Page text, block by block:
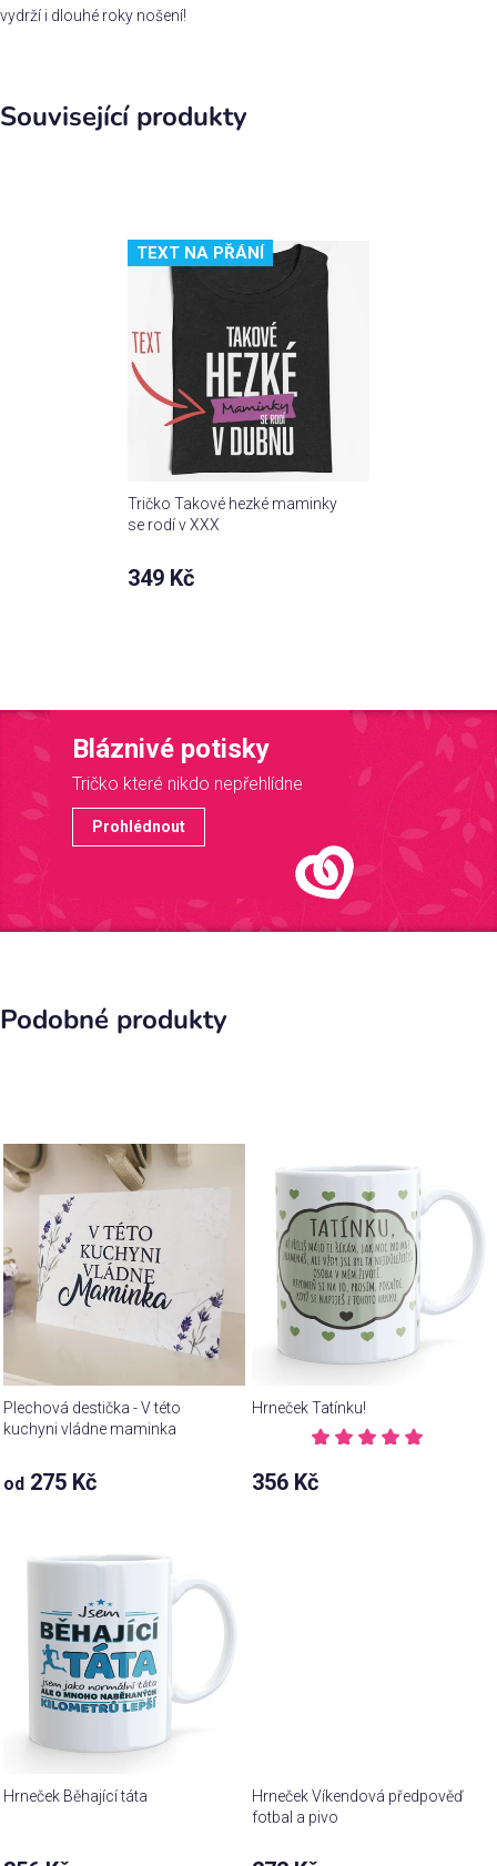
vydrží i dlouhé roky nošení!
Související produkty
TEXT NA PŘÁNÍ
Tričko Takové hezké maminky
se rodí v XXX
349 Kč
Bláznivé potisky
Tričko které nikdo nepřehlídne
Prohlédnout
Podobné produkty
Plechová destička - V této
kuchyni vládne maminka
Průměrné
hodnocení
z 5
od 275 Kč
Hrneček Tatínku!
hodnocení
produktu
356 Kč
Hrneček Běhající táta
Hrneček Víkendová předpověď
fotbal a pivo